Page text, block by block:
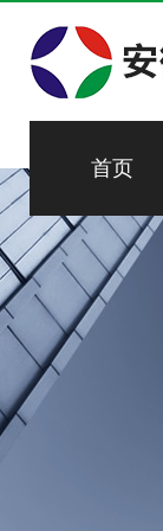
首页